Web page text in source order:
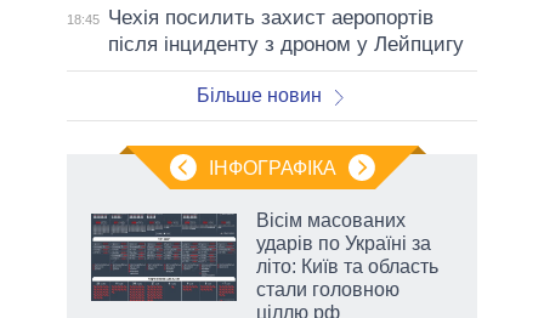
18:45
Чехія посилить захист аеропортів
після інциденту з дроном у Лейпцигу
Більше новин
ІНФОГРАФІКА
Вісім масованих
ударів по Україні за
літо: Київ та область
стали головною
ціллю рф